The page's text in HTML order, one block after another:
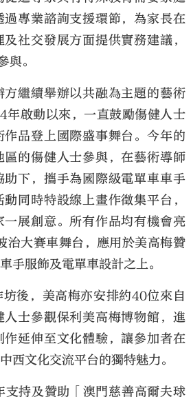
過專業諮詢支援環節，為家長在
社交發展方面提供實務建議，
與。
方繼續舉辦以共融為主題的藝術
年啟動以來，一直鼓勵傷健人士
品登上國際盛事舞台。今年的
的傷健人士參與，在藝術導師
下，攜手為國際級電單車車手
同時特設線上畫作徵集平台，
一展創意。所有作品均有機會亮
治大賽車舞台，應用於美高梅贊
手服飾及電單車設計之上。
後，美高梅亦安排約40位來自
士參觀保利美高梅博物館，進
延伸至文化體驗，讓參加者在
西文化交流平台的獨特魅力。
支持及贊助「澳門慈善高爾夫球